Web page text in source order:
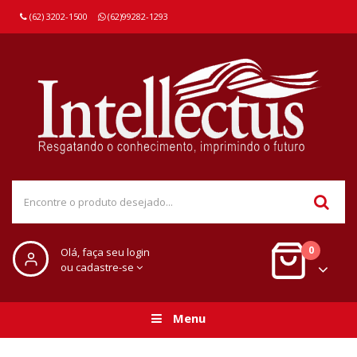
(62) 3202-1500 (62)99282-1293
Olá, faça seu login
ou cadastre-se
0
Menu